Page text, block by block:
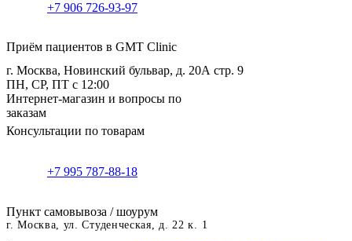
+7 906 726-93-97
Приём пациентов в GMT Clinic
г. Москва, Новинский бульвар, д. 20А стр. 9
ПН, СР, ПТ с 12:00
Интернет-магазин и вопросы по
заказам
Консультации по товарам
+7 995 787-88-18
Пункт самовывоза / шоурум
г. Москва, ул. Студенческая, д. 22 к. 1